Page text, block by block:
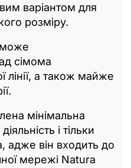
варіантом для
розміру.
сімома
лінії, а також майже
мінімальна
і тільки
адже він входить до
мережі Natura